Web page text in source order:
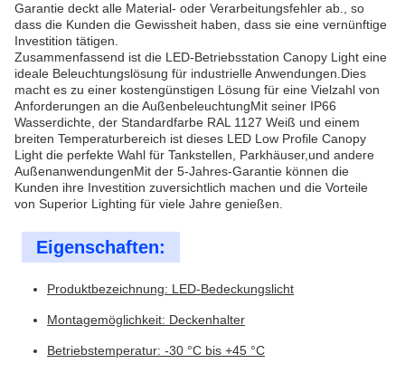
Garantie deckt alle Material- oder Verarbeitungsfehler ab., so
dass die Kunden die Gewissheit haben, dass sie eine vernünftige
Investition tätigen.
Zusammenfassend ist die LED-Betriebsstation Canopy Light eine
ideale Beleuchtungslösung für industrielle Anwendungen.Dies
macht es zu einer kostengünstigen Lösung für eine Vielzahl von
Anforderungen an die AußenbeleuchtungMit seiner IP66
Wasserdichte, der Standardfarbe RAL 1127 Weiß und einem
breiten Temperaturbereich ist dieses LED Low Profile Canopy
Light die perfekte Wahl für Tankstellen, Parkhäuser,und andere
AußenanwendungenMit der 5-Jahres-Garantie können die
Kunden ihre Investition zuversichtlich machen und die Vorteile
von Superior Lighting für viele Jahre genießen.
Eigenschaften:
Produktbezeichnung: LED-Bedeckungslicht
Montagemöglichkeit: Deckenhalter
Betriebstemperatur: -30 °C bis +45 °C